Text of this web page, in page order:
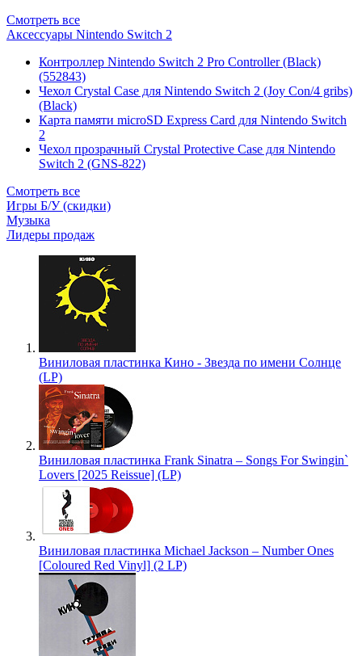
Смотреть все
Аксессуары Nintendo Switch 2
Контроллер Nintendo Switch 2 Pro Controller (Black)
(552843)
Чехол Сrystal Сase для Nintendo Switch 2 (Joy Con/4 gribs)
(Black)
Карта памяти microSD Express Card для Nintendo Switch
2
Чехол прозрачный Crystal Protective Case для Nintendo
Switch 2 (GNS-822)
Смотреть все
Игры Б/У (скидки)
Музыка
Лидеры продаж
Виниловая пластинка Кино - Звезда по имени Солнце
(LP)
Виниловая пластинка Frank Sinatra – Songs For Swingin`
Lovers [2025 Reissue] (LP)
Виниловая пластинка Michael Jackson – Number Ones
[Coloured Red Vinyl] (2 LP)